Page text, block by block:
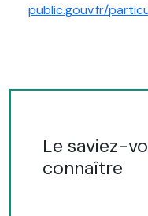
public.gouv.fr/
Le saviez-
connaître